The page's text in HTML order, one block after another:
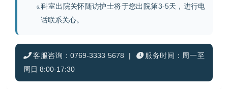
科室出院关怀随访护士将于您出院第3-5天，进行电
话联系关心。
客服咨询：0769-3333 5678 |
服务时间：周一至
周日 8:00-17:30